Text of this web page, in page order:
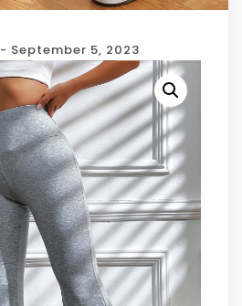
- September 5, 2023